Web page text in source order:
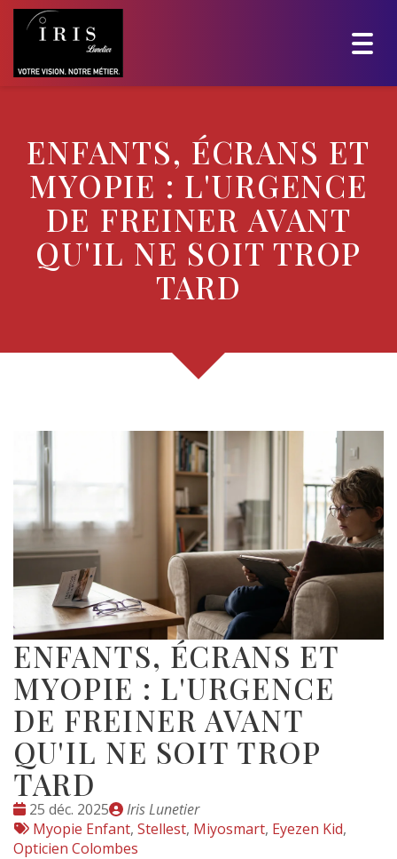
ENFANTS, ÉCRANS ET
MYOPIE : L'URGENCE
DE FREINER AVANT
QU'IL NE SOIT TROP
TARD
ENFANTS, ÉCRANS ET
MYOPIE : L'URGENCE
DE FREINER AVANT
QU'IL NE SOIT TROP
TARD
Date
:
25 déc. 2025
Publié
par
Iris Lunetier
Tags
:
Myopie Enfant, Stellest, Miyosmart, Eyezen Kid,
Opticien Colombes